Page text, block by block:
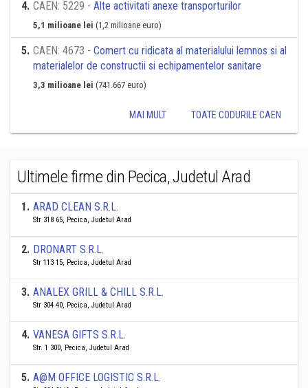
4. CAEN: 5229 - Alte activitati anexe transporturilor
5,1 milioane lei (1,2 milioane euro)
5. CAEN: 4673 - Comert cu ridicata al materialului lemnos si al
materialelor de constructii si echipamentelor sanitare
3,3 milioane lei (741.667 euro)
MAI MULT TOATE CODURILE CAEN
Ultimele firme din Pecica, Judetul Arad
1. ARAD CLEAN S.R.L.
Str 318 65, Pecica, Judetul Arad
2. DRONART S.R.L.
Str 113 15, Pecica, Judetul Arad
3. ANALEX GRILL & CHILL S.R.L.
Str 304 40, Pecica, Judetul Arad
4. VANESA GIFTS S.R.L.
Str. 1 300, Pecica, Judetul Arad
5. A@M OFFICE LOGISTIC S.R.L.